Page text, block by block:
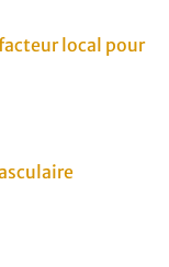
local pour